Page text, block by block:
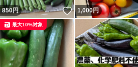
850円 いいね！
1,000円
最大10%対象